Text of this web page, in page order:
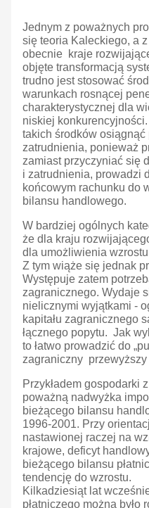
Jednym z poważnych
się teoria Kaleckiego, a
obecnie kraje
objęte transformacją
trudno jest stosować
warunkach rosnącej
charakterystycznej dla
niskiej
takich środków
zatrudnienia, ponieważ
zamiast przyczyniać się
i zatrudnienia, prowadzi
końcowym rachunku do
bilansu handlowego.
W bardziej ogólnych
że dla kraju
dla umożliwienia
Z tym wiąże się jednak
Występuje zatem
zagranicznego. Wydaje
nielicznymi wyjątkami -
kapitału zagranicznego
łącznego popytu. Jak
to łatwo prowadzić do
zagraniczny przewyższy
Przykładem gospodarki
poważną nadwyżka
bieżącego bilansu
1996-2001. Przy
nastawionej raczej na
krajowe, deficyt
bieżącego bilansu
tendencję do wzrostu.
Kilkadziesiąt lat
płatniczego można